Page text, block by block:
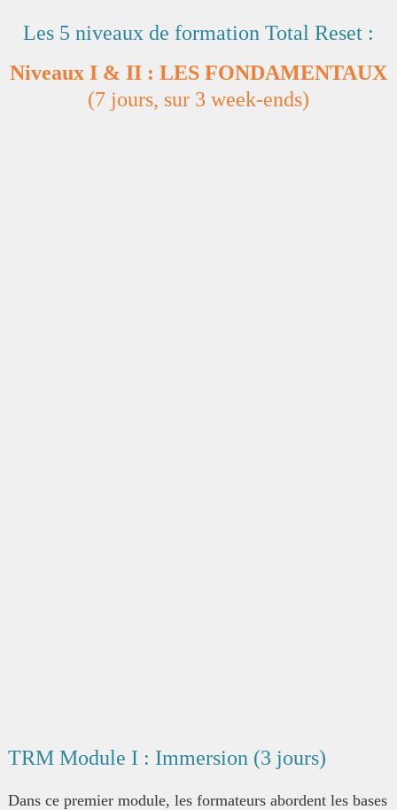
Les 5 niveaux de formation Total Reset :
Niveaux I & II : LES FONDAMENTAUX
(7 jours, sur 3 week-ends)
TRM Module I : Immersion (3 jours)
Dans ce premier module, les formateurs abordent les bases